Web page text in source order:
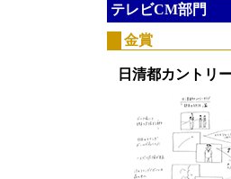
テレビCM部門
金賞
日清都カントリ